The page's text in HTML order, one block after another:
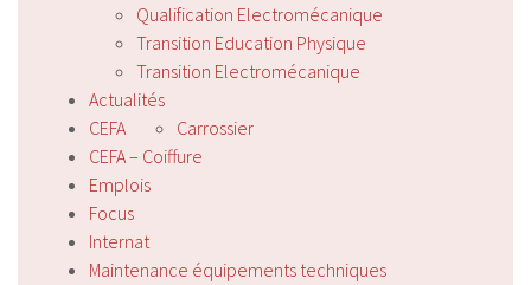
Qualification Electromécanique
Transition Education Physique
Transition Electromécanique
Actualités
CEFA
Carrossier
CEFA – Coiffure
Emplois
Focus
Internat
Maintenance équipements techniques